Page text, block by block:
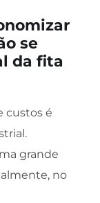
se
da fita
custos é
grande
no